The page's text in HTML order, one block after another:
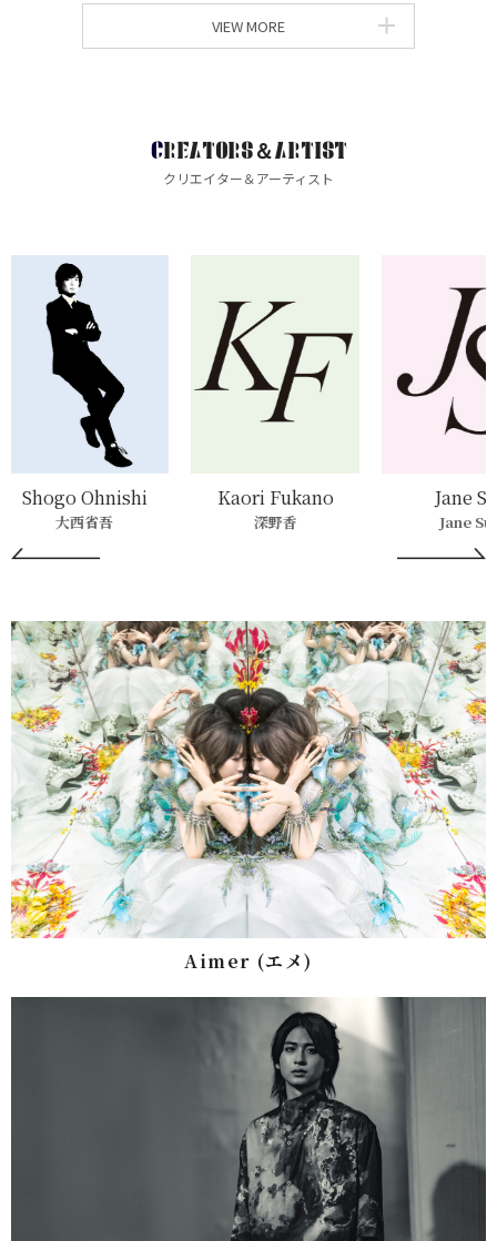
VIEW MORE
CREATORS＆ARTIST
クリエイター＆アーティスト
Ohnishi
大西省吾
Kaori Fukano
深野香
Jane Su
Jane Su
Aimer (エメ)